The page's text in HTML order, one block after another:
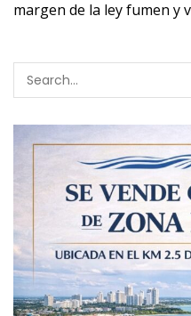
margen de la ley fumen y